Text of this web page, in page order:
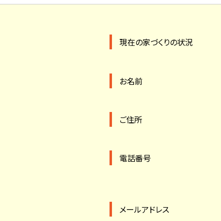
現在の家づくりの状況
お名前
ご住所
電話番号
メールアドレス